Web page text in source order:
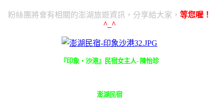
粉絲團將會有相關的澎湖旅遊資訊，分享給大家， 等您喔！
^_^
『印象‧沙港』民宿女主人- 陳怡珍
澎湖民宿